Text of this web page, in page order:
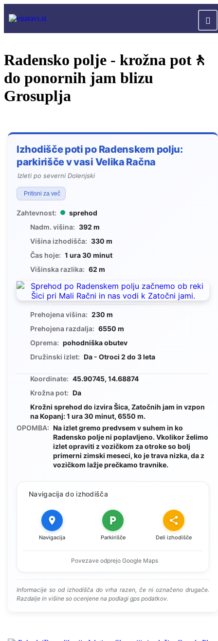
Radensko polje - krožna pot🚶
do ponornih jam blizu
Grosuplja
Izhodišče poti po Radenskem polju:
parkirišče v vasi Velika Račna
Izleti po severni Dolenjski
Pritisni za več
Zahtevnost:
sprehod
Nadm. višina: 392 m
Višina izhodišča: 330 m
Čas hoje: 1 ura 30 minut
Višinska razlika: 62 m
Prehojena višina: 230 m
Prehojena razdalja: 6550 m
Oprema: pohodniška obutev
Družinski izlet: Da - Otroci 2 do 3 leta
Koordinate: 45.90745, 14.68874
Krožna pot: Da
Krožni sprehod do izvira Šica, Zatočnih jam in vzpon
na Kopanj: 1 ura 30 minut, 6550 m.
OPOMBA: Na izlet gremo predvsem v suhem in ko
Radensko polje ni poplavljeno. Vkolikor želimo
izlet opraviti z vozičkom za otroke so bolj
primerni zimski meseci, ko je trava nizka, da z
vozičkom lažje prečkamo travnike.
Navigacija do izhodišča
Navigacija Parkirišče Deli izhodišče
Povezave odprejo Google Maps
Informacije so od izhodišča do vrha razen, če ni označeno drugače.
Razdalje in višine so ocenjene na podlagi gps podatkov.